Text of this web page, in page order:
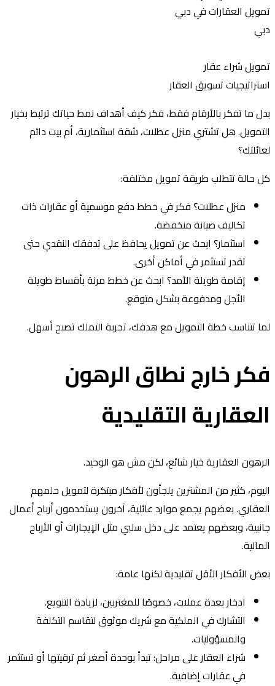
العقارات في دبي
شراء عقار
تسويق العقار
ما تفكر بالأرقام فقط، فكر كيف أهداف نمط حياتك ترتبط بخيار
هل تشتري منزل عطلات، شقة استثمارية، أم بيت دائم
حالة تتطلب طريقة تمويل مختلفة:
منزل عطلات؟ فكر في خطط دفع موسمية أو عقارات ذات
تكاليف صيانة منخفضة.
استثمار؟ ابحث عن تمويل يحافظ على تدفقك النقدي حتى
تقدر تستثمر في أماكن أخرى.
إقامة طويلة الأمد؟ ابحث عن خطط مرنة بأقساط طويلة
الأجل ومدفوعة بشكل متوقع.
تتناسب خطة التمويل مع هدفك، تجربة التملك تصبح أسهل.
خارج نطاق الرهون
التقليدية
العقارية خيار شائع، لكن مش هو الوحيد.
كثير من المشترين يلجأون لأفكار مبتكرة لتمويل حلمهم
بعضهم يجمع موارد عائلية، آخرون يستخدمون أرباح أعمال
وبعضهم يعتمد على دخل سلبي مثل الإيجارات أو الأرباح
الأفكار الأقل تقليدية لكنها عامة:
ادخار بعدة عملات، خصوصًا للمغتربين، لزيادة التنويع.
التشارك في الملكية مع شريك موثوق لتقاسم التكلفة
والمسؤوليات.
شراء العقار على مراحل: تبدأ بوحدة أصغر ثم ترقيتها أو تستثمر
في عقارات إضافية.